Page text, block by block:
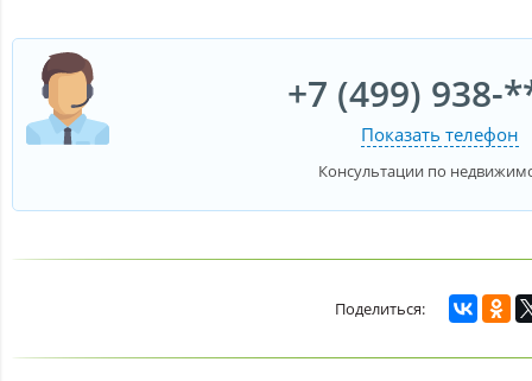
+7 (499) 938-
Показать телефон
Консультации по